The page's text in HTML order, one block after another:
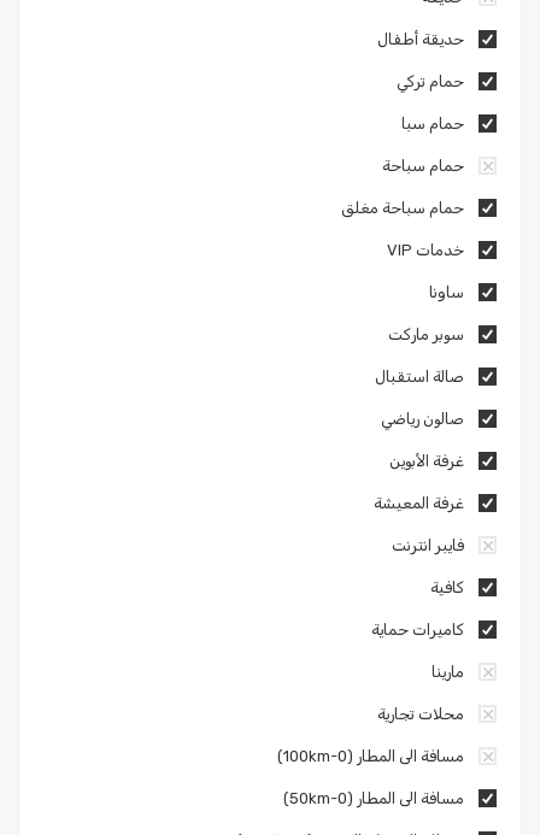
حديقة أطفال
حمام تركي
حمام سبا
حمام سباحة
حمام سباحة مغلق
خدمات VIP
ساونا
سوبر ماركت
صالة استقبال
صالون رياضي
غرفة الأبوين
غرفة المعيشة
فايبر انترنت
كافية
كاميرات حماية
مارينا
محلات تجارية
مسافة الى المطار (0-100km)
مسافة الى المطار (0-50km)